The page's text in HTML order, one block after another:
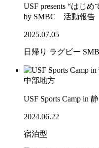
USF presents “はじ
by SMBC 活動報告
2025.07.05
日帰り ラグビー
中部地方
USF Sports Camp in
2024.06.22
宿泊型